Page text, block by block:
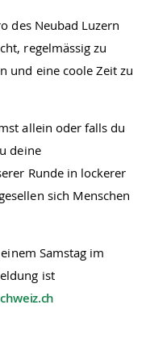
des Neubad Luzern
regelmässig zu
und eine coole Zeit zu
allein oder falls du
deine
Runde in lockerer
sich Menschen
Samstag im
ist